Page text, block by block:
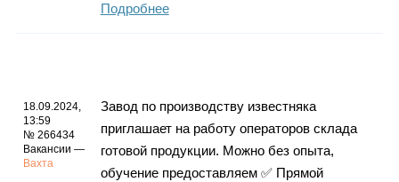
Подробнее
18.09.2024,
13:59
№ 266434
Вакансии —
Вахта
Завод по производству известняка
приглашает на работу операторов склада
готовой продукции. Можно без опыта,
обучение предоставляем ✅ Прямой